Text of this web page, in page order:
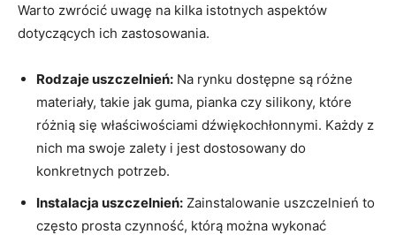
Warto zwrócić uwagę ‍na kilka istotnych aspektów
dotyczących ich‍ zastosowania.
Rodzaje ‌uszczelnień: Na rynku dostępne ⁣są różne
materiały, takie jak ⁣guma, pianka czy silikony, które
różnią się właściwościami dźwiękochłonnymi. Każdy z
nich ma swoje​ zalety i⁢ jest dostosowany do
konkretnych potrzeb.
Instalacja ‍uszczelnień: Zainstalowanie uszczelnień to
często prosta czynność, którą można ‌wykonać⁤